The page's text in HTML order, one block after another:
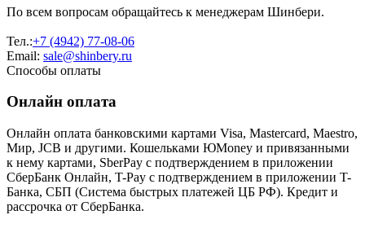
По всем вопросам обращайтесь к менеджерам Шинбери.
Тел.:+7 (4942) 77-08-06
Email: sale@shinbery.ru
Способы оплаты
Онлайн оплата
Онлайн оплата банковскими картами Visa, Mastercard, Maestro,
Мир, JCB и другими. Кошельками ЮMoney и привязанными
к нему картами, SberPay с подтверждением в приложении
СберБанк Онлайн, T-Pay с подтверждением в приложении T-
Банка, СБП (Система быстрых платежей ЦБ РФ). Кредит и
рассрочка от СберБанка.